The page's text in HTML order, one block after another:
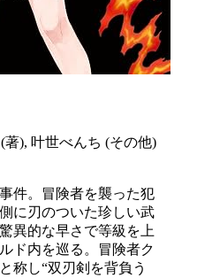
), 叶世べんち (その他)
件。冒険者を襲った犯
に刃のついた珍しい武
異的な早さで等級を上
ド内を巡る。冒険者ク
称し“双刃剣を背負う